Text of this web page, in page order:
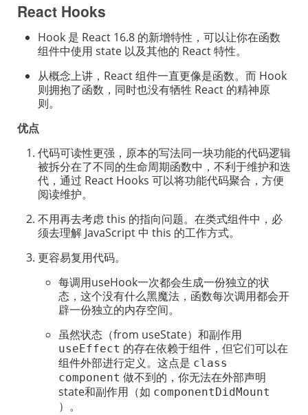
React Hooks
Hook 是 React 16.8 的新增特性，可以让你在函数
组件中使用 state 以及其他的 React 特性。
从概念上讲，React 组件一直更像是函数。而 Hook
则拥抱了函数，同时也没有牺牲 React 的精神原
则。
优点
代码可读性更强，原本的写法同一块功能的代码逻辑
被拆分在了不同的生命周期函数中，不利于维护和迭
代，通过 React Hooks 可以将功能代码聚合，方便
阅读维护。
不用再去考虑 this 的指向问题。在类式组件中，必
须去理解 JavaScript 中 this 的工作方式。
更容易复用代码。
每调用useHook一次都会生成一份独立的状
态，这个没有什么黑魔法，函数每次调用都会开
辟一份独立的内存空间。
虽然状态（from useState）和副作用
useEffect 的存在依赖于组件，但它们可以在
组件外部进行定义。这点是 class
component 做不到的，你无法在外部声明
state和副作用（如 componentDidMount
）。